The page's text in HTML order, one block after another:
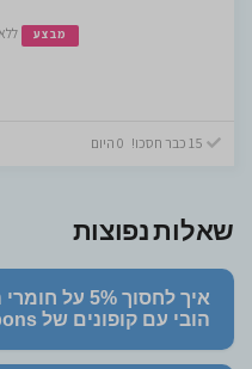
מבצע
שאלות נפוצות
איך לחסוך
הובי עם קופונים של iCoupons?
העתיקו את קוד הקופון (5% הנחה) המופיע כאן בדף של iCoupons.